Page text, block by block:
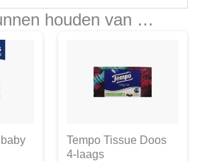
houden van …
Tempo Tissue Doos
4-laags